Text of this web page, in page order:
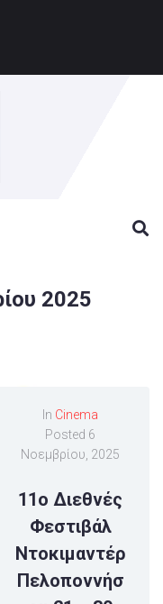
2025
In Cinema
Posted 6
Νοεμβρίου, 2025
11ο Διεθνές
Φεστιβάλ
Ντοκιμαντέρ
Πελοποννήσ